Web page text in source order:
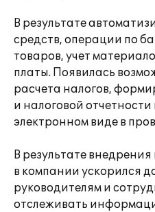
В результате
средств, операции по
товаров, учет
платы. Появилась
расчета налогов,
и налоговой отчетности
электронном виде в
В результате
в компании ускорился
руководителям и
отслеживать